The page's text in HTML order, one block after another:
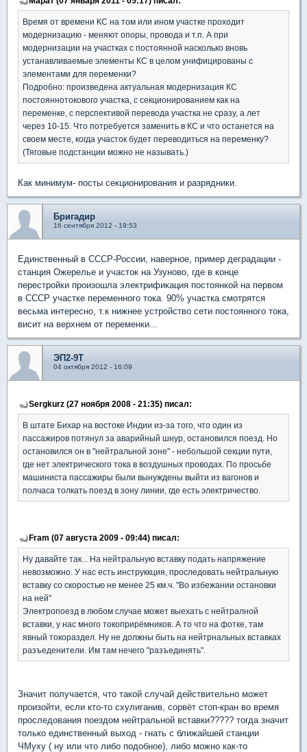
Время от времени КС на том или ином участке проходит
модернизацию - меняют опоры, провода и т.п. А при
модернизации на участках с постоянной насколько вновь
устанавливаемые элементы КС в целом унифицированы с
элементами для переменки?
Подробно: произведена актуальная модернизация КС
постояннотокового участка, с секционированием как на
переменке, с перспективой перевода участка не сразу, а лет
через 10-15. Что потребуется заменить в КС и что останется на
своем месте, когда участок будет переводиться на переменку?
(Тяговые подстанции можно не называть.)
Как минимум- посты секционирования и разрядники.
Бригадир
16 сентября 2012 - 19:53
Единственный в СССР-России, наверное, пример деградации -
станция Ожерелье и участок на Узуново, где в конце
перестройки произошла электрификация постоянкой на первом
в СССР участке переменного тока. 90% участка смотрятся
весьма интересно, т.к нижнее устройство сети постоянного тока,
висит на верхнем от переменки...
ЭП2-9Т
04 октября 2012 - 16:09
Sergkurz (27 ноября 2008 - 21:35) писал:
В штате Бихар на востоке Индии из-за того, что один из
пассажиров потянул за аварийный шнур, остановился поезд. Но
остановился он в "нейтральной зоне" - небольшой секции пути,
где нет электрического тока в воздушных проводах. По просьбе
машиниста пассажиры были вынуждены выйти из вагонов и
полчаса толкать поезд в зону линии, где есть электричество.
Fram (07 августа 2009 - 09:44) писал:
Ну давайте так... На нейтральную вставку подать напряжение
невозможно. У нас есть инструккция, проследовать нейтральную
вставку со скоростью не менее 25 км.ч. "Во избежании остановки
на ней"
Электропоезд в любом случае может выехать с нейтралной
вставки, у нас много токоприрёмников. А то что на фотке, там
явный токораздел. Ну не должны быть на нейтрнальных вставках
разъеденители. Им там нечего "разъединять".
Значит получается, что такой случай действительно может
произойти, если кто-то схулиганив, сорвёт стоп-кран во время
проследования поездом нейтральной вставки????? тогда значит
только единственный выход - гнать с ближайшей станции
ЧМуху ( ну или что либо подобное), либо можно как-то